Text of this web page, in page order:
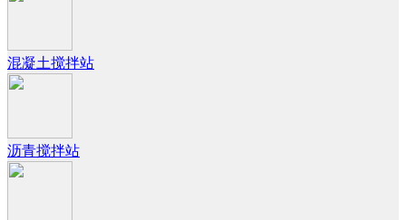
混凝土搅拌站
沥青搅拌站